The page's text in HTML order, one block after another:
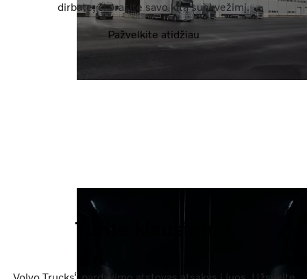
dirbate, čia rasite savo kitą sunkvežimį.
Pažvelkite atidžiau
Turite klausimų?